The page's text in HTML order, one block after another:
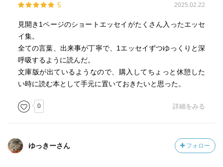
5 2025.02.22
見開き1ページのショートエッセイがたくさん入ったエッセ
イ集。
全ての言葉、出来事が丁寧で、1エッセイずつゆっくりと深
呼吸するように読んだ。
文庫版が出ているようなので、購入してちょっと休憩した
い時に読む本として手元に置いておきたいと思った。
0 詳細をみる
ゆっきーさん フォロー